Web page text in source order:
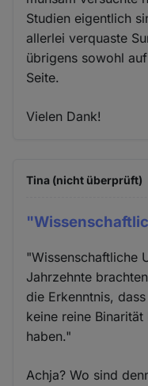
Studien eigentlich
allerlei verquaste
übrigens sowohl
Seite.
Vielen Dank!
Tina (nicht überprüft)
"Wissenschaftliche
Jahrzehnte
die Erkenntnis,
keine reine
haben."
Achja? Wo sind